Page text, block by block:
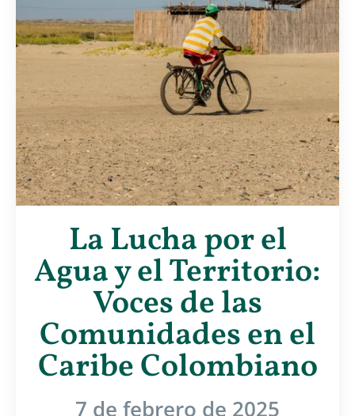
La Lucha por el
Agua y el Territorio:
Voces de las
Comunidades en el
Caribe Colombiano
7 de febrero de 2025